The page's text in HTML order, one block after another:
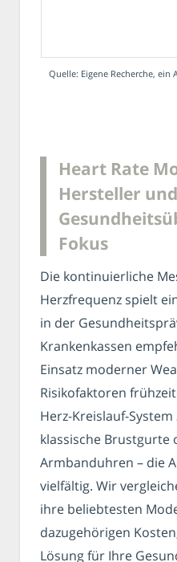
Quelle: Eigene Recherche, ein
Heart Rate
Hersteller
Fokus
Die kontinuierliche
Herzfrequenz spielt
in der
Krankenkassen
Einsatz moderner
Risikofaktoren
Herz-Kreislauf-
klassische Brustgurte
Armbanduhren – die
vielfältig. Wir
ihre beliebtesten
dazugehörigen
Lösung für Ihre